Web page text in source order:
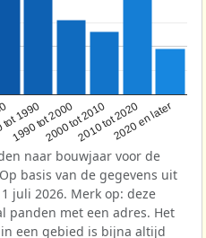
1990
1990 tot 20002000 tot 20102010 tot 20202020 en later
naar bouwjaar voor de
basis van de gegevens uit
juli 2026. Merk op: deze
panden met een adres. Het
een gebied is bijna altijd